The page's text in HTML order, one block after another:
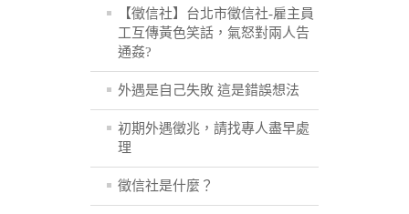
【徵信社】台北市徵信社-雇主員
工互傳黃色笑話，氣怒對兩人告
通姦?
外遇是自己失敗 這是錯誤想法
初期外遇徵兆，請找專人盡早處
理
徵信社是什麼？